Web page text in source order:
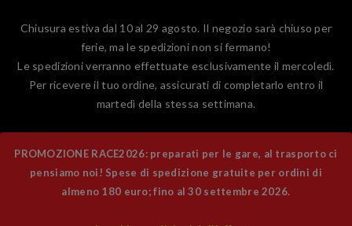
Chiusura estiva dal 10 al 29 agosto. Il negozio sarà chiuso per
ferie, ma le spedizioni non si fermano!
Le spedizioni verranno effettuate esclusivamente il mercoledì.
Per ricevere il tuo ordine, assicurati di completarlo entro il
martedì della stessa settimana.
PROMOZIONE RACE2026: preparati per le gare, al trasporto ci
pensiamo noi! Spese di spedizione gratuite per ordini di
almeno 180 euro; fino al 30 settembre 2026.